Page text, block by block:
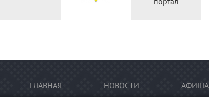
ГЛАВНАЯ НОВОСТИ АФИША